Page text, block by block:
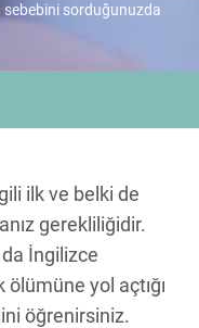
sebebini sorduğunuzda
ilk ve belki de
gerekliliğidir.
İngilizce
ölümüne yol açtığı
öğrenirsiniz.